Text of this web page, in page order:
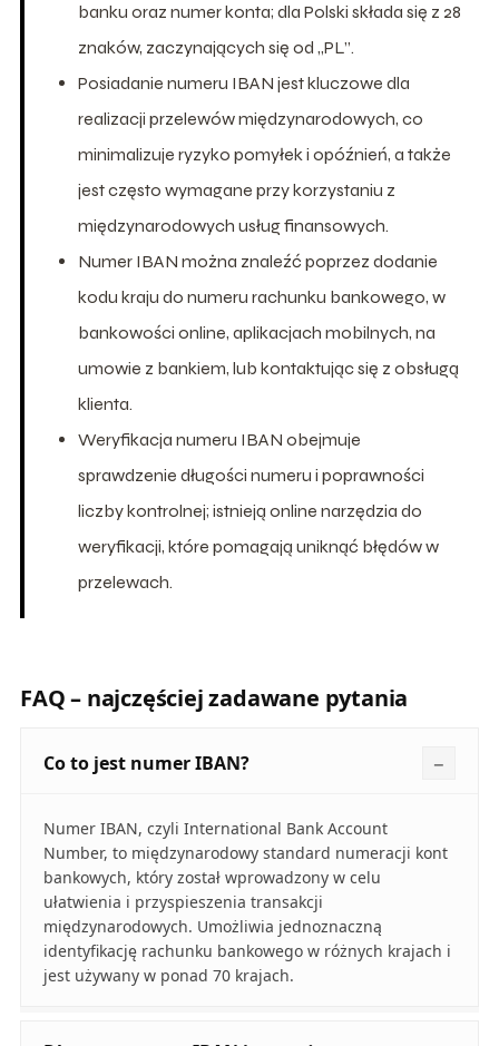
banku oraz numer konta; dla Polski składa się z 28
znaków, zaczynających się od „PL”.
Posiadanie numeru IBAN jest kluczowe dla
realizacji przelewów międzynarodowych, co
minimalizuje ryzyko pomyłek i opóźnień, a także
jest często wymagane przy korzystaniu z
międzynarodowych usług finansowych.
Numer IBAN można znaleźć poprzez dodanie
kodu kraju do numeru rachunku bankowego, w
bankowości online, aplikacjach mobilnych, na
umowie z bankiem, lub kontaktując się z obsługą
klienta.
Weryfikacja numeru IBAN obejmuje
sprawdzenie długości numeru i poprawności
liczby kontrolnej; istnieją online narzędzia do
weryfikacji, które pomagają uniknąć błędów w
przelewach.
FAQ – najczęściej zadawane pytania
Co to jest numer IBAN?
Numer IBAN, czyli International Bank Account
Number, to międzynarodowy standard numeracji kont
bankowych, który został wprowadzony w celu
ułatwienia i przyspieszenia transakcji
międzynarodowych. Umożliwia jednoznaczną
identyfikację rachunku bankowego w różnych krajach i
jest używany w ponad 70 krajach.